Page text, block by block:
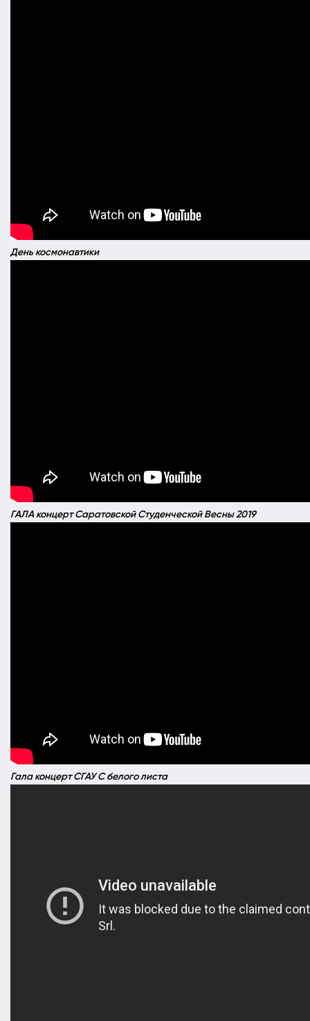
День космонавтики
ГАЛА концерт Саратовской Студенческой Весны 2019
Гала концерт СГАУ С белого листа